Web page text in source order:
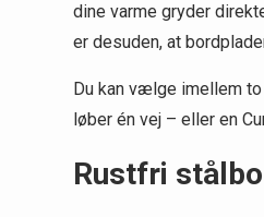
dine varme gryder
er desuden, at
Du kan vælge imellem
løber én vej – eller en
Rustfri